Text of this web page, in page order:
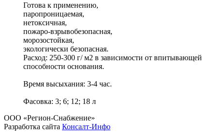
Готова к применению,
паропроницаемая,
нетоксичная,
пожаро-взрывобезопасная,
морозостойкая,
экологически безопасная.
Расход: 250-300 г/ м2 в зависимости от впитывающей
способности основания.
Время высыхания: 3-4 час.
Фасовка: 3; 6; 12; 18 л
ООО «Регион-Снабжение»
Разработка сайта Консалт-Инфо